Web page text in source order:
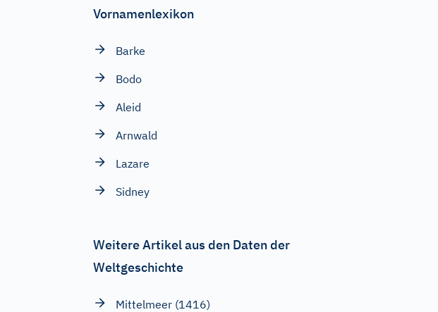
Vornamenlexikon
Barke
Bodo
Aleid
Arnwald
Lazare
Sidney
Weitere Artikel aus den Daten der
Weltgeschichte
Mittelmeer (1416)